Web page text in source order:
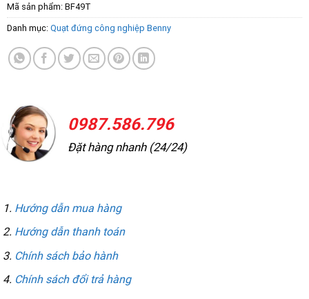
Mã sản phẩm: BF49T
Danh mục: Quạt đứng công nghiệp Benny
0987.586.796
Đặt hàng nhanh (24/24)
Hướng dẫn mua hàng
Hướng dẫn thanh toán
Chính sách bảo hành
Chính sách đổi trả hàng